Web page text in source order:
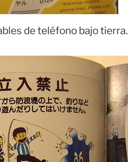
de teléfono bajo tierra.